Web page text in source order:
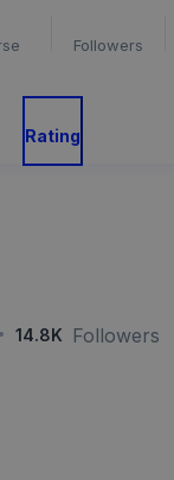
Followers
Rating
· 14.8K Followers